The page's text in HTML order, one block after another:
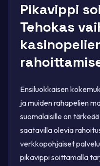
Pikavippi
Tehokas
Ensiluokkaisen
ja muiden rahapelien
suomalaisille on
saatavilla olevia
verkkopohjaiset
pikavippi soittamalla